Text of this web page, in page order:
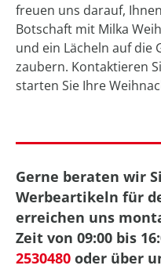
freuen uns darauf,
Botschaft mit Milka
und ein Lächeln auf die
zaubern. Kontaktieren
starten Sie Ihre
Gerne beraten wir
Werbeartikeln für
erreichen uns
Zeit von 09:00 bis
2530480 oder über